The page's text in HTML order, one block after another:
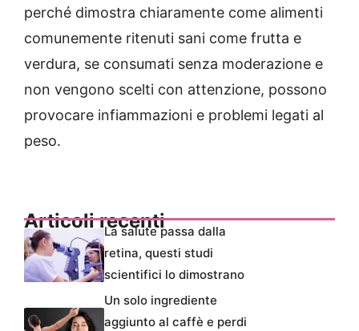
perché dimostra chiaramente come alimenti
comunemente ritenuti sani come frutta e
verdura, se consumati senza moderazione e
non vengono scelti con attenzione, possono
provocare infiammazioni e problemi legati al
peso.
Articoli recentiLa salute passa dalla
retina, questi studi
scientifici lo dimostrano
Un solo ingrediente
aggiunto al caffè e perdi